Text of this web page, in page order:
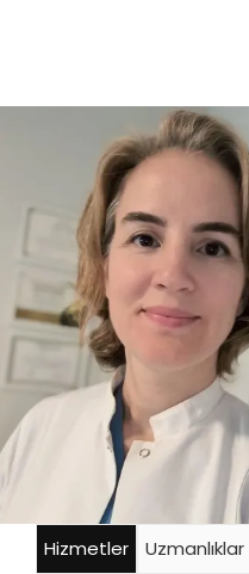
Kadın Doğum
Ortopedi
Cildiye (Dermatoloji)
Kulak Burun Boğaz
- KBB
Üroloji
Diğer Branşlar
Hizmetler Uzmanlıklar